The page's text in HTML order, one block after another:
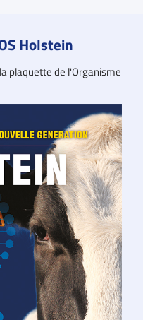
Holstein
plaquette de l'Organisme